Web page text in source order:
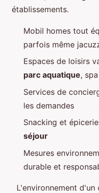
établissements.
Mobil homes tout
parfois même
Espaces de loisirs
parc aquatique,
Services de
les demandes
Snacking et
séjour
Mesures
durable et
L'environnement d'un